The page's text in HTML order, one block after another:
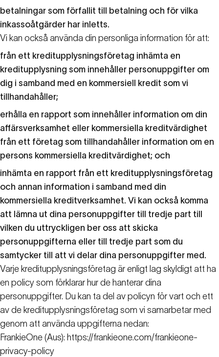
betalningar som förfallit till betalning och för vilka
inkassoåtgärder har inletts.
Vi kan också använda din personliga information för att:
från ett kreditupplysningsföretag inhämta en
kreditupplysning som innehåller personuppgifter om
dig i samband med en kommersiell kredit som vi
tillhandahåller;
erhålla en rapport som innehåller information om din
affärsverksamhet eller kommersiella kreditvärdighet
från ett företag som tillhandahåller information om en
persons kommersiella kreditvärdighet; och
inhämta en rapport från ett kreditupplysningsföretag
och annan information i samband med din
kommersiella kreditverksamhet. Vi kan också komma
att lämna ut dina personuppgifter till tredje part till
vilken du uttryckligen ber oss att skicka
personuppgifterna eller till tredje part som du
samtycker till att vi delar dina personuppgifter med.
Varje kreditupplysningsföretag är enligt lag skyldigt att ha
en policy som förklarar hur de hanterar dina
personuppgifter. Du kan ta del av policyn för vart och ett
av de kreditupplysningsföretag som vi samarbetar med
genom att använda uppgifterna nedan:
FrankieOne (Aus): https://frankieone.com/frankieone-
privacy-policy